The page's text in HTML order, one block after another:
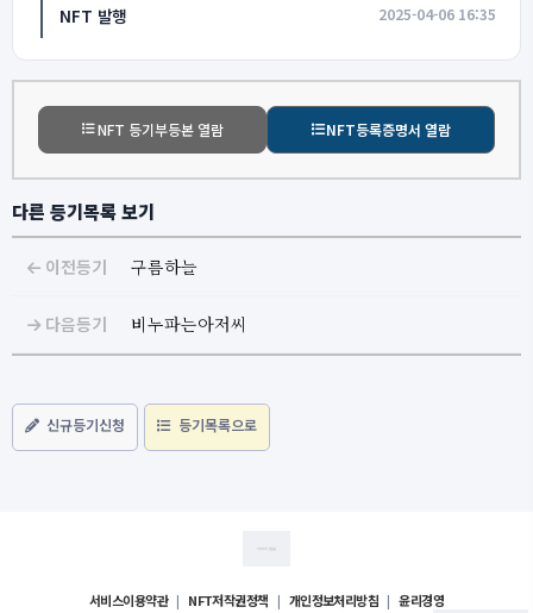
NFT 발행 2025-04-06 16:35
NFT 등기부등본 열람 NFT등록증명서 열람
다른 등기목록 보기
이전등기 구름하늘
다음등기 비누파는아저씨
신규등기신청 등기목록으로
서비스이용약관 | NFT저작권정책 | 개인정보처리방침 | 윤리경영